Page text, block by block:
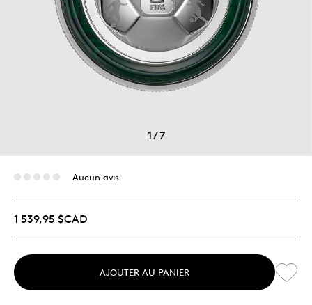
1/7
Aucun avis
1 539,95 $CAD
AJOUTER AU PANIER